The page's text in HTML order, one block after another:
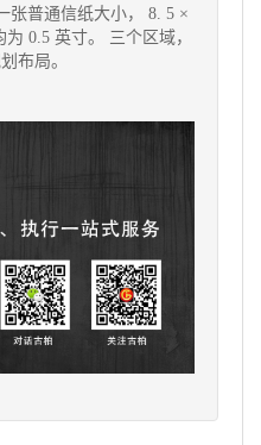
张普通信纸大小， 8. 5 ×
0.5 英寸。 三个区域，
布局。